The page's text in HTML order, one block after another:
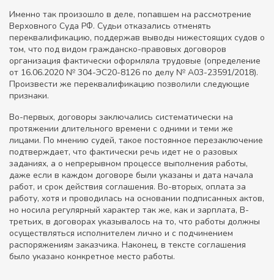
Именно так произошло в деле, попавшем на рассмотрение
Верховного Суда РФ. Судьи отказались отменять
переквалификацию, поддержав выводы нижестоящих судов о
том, что под видом гражданско-правовых договоров
организация фактически оформляла трудовые (определение
от 16.06.2020 № 304-ЭС20-8126 по делу № А03-23591/2018).
Произвести же переквалификацию позволили следующие
признаки.
Во-первых, договоры заключались систематически на
протяжении длительного времени с одними и теми же
лицами. По мнению судей, такое постоянное перезаключение
подтверждает, что фактически речь идет не о разовых
заданиях, а о непрерывном процессе выполнения работы,
даже если в каждом договоре были указаны и дата начала
работ, и срок действия соглашения. Во-вторых, оплата за
работу, хотя и проводилась на основании подписанных актов,
но носила регулярный характер так же, как и зарплата, В-
третьих, в договорах указывалось на то, что работы должны
осуществляться исполнителем лично и с подчинением
распоряжениям заказчика. Наконец, в тексте соглашения
было указано конкретное место работы.